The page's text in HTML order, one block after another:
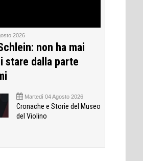
2026
non ha mai
stare dalla parte
Martedì 04 Agosto 2026
Cronache e Storie del Museo
del Violino